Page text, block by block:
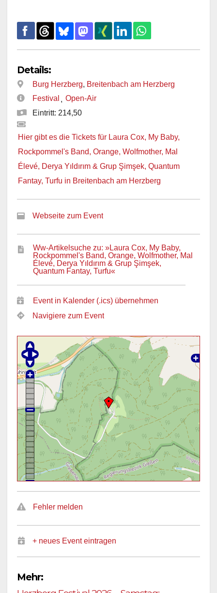
Details:
Burg Herzberg, Breitenbach am Herzberg
Festival , Open-Air
Eintritt: 214,50
Hier gibt es die Tickets für Laura Cox, My Baby,
Rockpommel's Band, Orange, Wolfmother, Mal
Élevé, Derya Yıldırım & Grup Şimşek, Quantum
Fantay, Turfu in Breitenbach am Herzberg
Webseite zum Event
Ww-Artikelsuche zu: »Laura Cox, My Baby,
Rockpommel's Band, Orange, Wolfmother, Mal
Élevé, Derya Yıldırım & Grup Şimşek,
Quantum Fantay, Turfu«
Event in Kalender (.ics) übernehmen
Navigiere zum Event
Fehler melden
+ neues Event eintragen
Mehr: